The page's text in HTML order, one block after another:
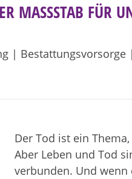
MASSSTAB FÜR
|
Der Tod ist ein
Aber Leben und Tod
verbunden. Und wenn